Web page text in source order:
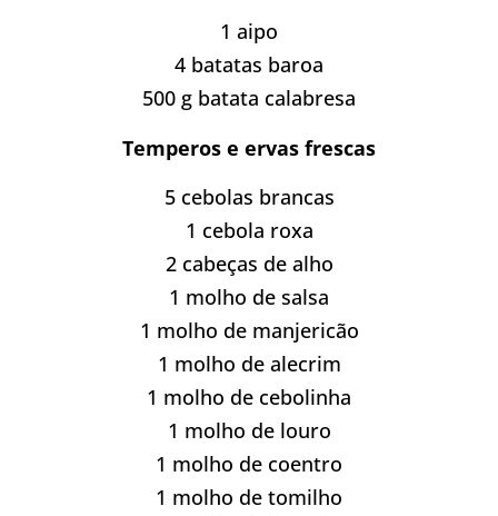
1 aipo
4 batatas baroa
500 g batata calabresa
Temperos e ervas frescas
5 cebolas brancas
1 cebola roxa
2 cabeças de alho
1 molho de salsa
1 molho de manjericão
1 molho de alecrim
1 molho de cebolinha
1 molho de louro
1 molho de coentro
1 molho de tomilho